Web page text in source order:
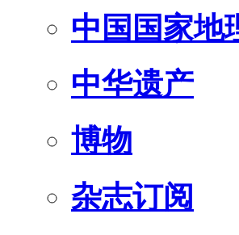
中国国家地
中华遗产
博物
杂志订阅